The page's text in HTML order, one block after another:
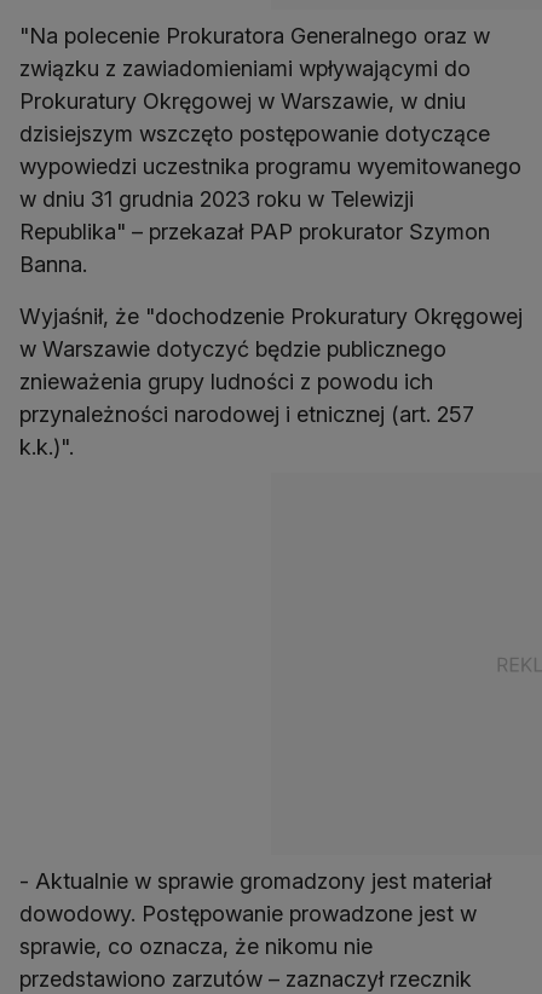
"Na polecenie Prokuratora Generalnego oraz w
związku z zawiadomieniami wpływającymi do
Prokuratury Okręgowej w Warszawie, w dniu
dzisiejszym wszczęto postępowanie dotyczące
wypowiedzi uczestnika programu wyemitowanego
w dniu 31 grudnia 2023 roku w Telewizji
Republika" – przekazał PAP prokurator Szymon
Banna.
Wyjaśnił, że "dochodzenie Prokuratury Okręgowej
w Warszawie dotyczyć będzie publicznego
znieważenia grupy ludności z powodu ich
przynależności narodowej i etnicznej (art. 257
k.k.)".
- Aktualnie w sprawie gromadzony jest materiał
dowodowy. Postępowanie prowadzone jest w
sprawie, co oznacza, że nikomu nie
przedstawiono zarzutów – zaznaczył rzecznik